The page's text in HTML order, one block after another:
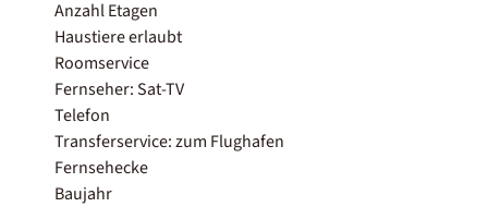
Anzahl Etagen
Haustiere erlaubt
Roomservice
Fernseher: Sat-TV
Telefon
Transferservice: zum Flughafen
Fernsehecke
Baujahr